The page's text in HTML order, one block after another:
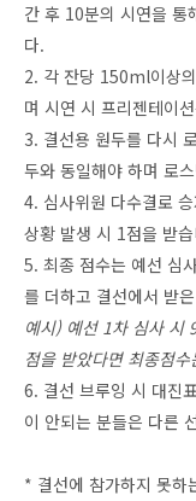
간 후 10분의 시연을 통
다.
2. 각 잔당 150ml이상
며 시연 시 프리젠테이
3. 결선용 원두를 다시
두와 동일해야 하며 로
4. 심사위원 다수결로
상황 발생 시 1점을 받
5. 최종 점수는 예선 심
를 더하고 결선에서 받
예시) 예선 1차 심사 시
점을 받았다면 최종점
6. 결선 브루잉 시 대진
이 안되는 분들은 다른
* 결선에 참가하지 못하